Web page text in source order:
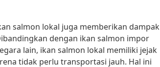
salmon lokal juga memberikan dampak
dengan ikan salmon impor
lain, ikan salmon lokal memiliki jejak
tidak perlu transportasi jauh. Hal ini